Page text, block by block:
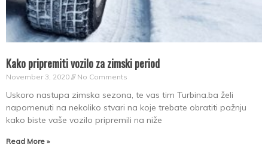
Kako pripremiti vozilo za zimski period
November 3, 2020 No Comments
Uskoro nastupa zimska sezona, te vas tim Turbina.ba žel­i
napomenuti na ne­koliko stvari na koje trebate obratiti pažnju
kako biste vaše vozilo pripremili na niže
Read More »